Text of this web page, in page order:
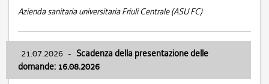
Azienda sanitaria universitaria Friuli Centrale (ASU FC)
21.07.2026 - Scadenza della presentazione delle
domande: 16.08.2026